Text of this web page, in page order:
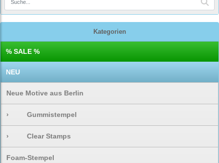
Kategorien
% SALE %
NEU
Neue Motive aus Berlin
› Gummistempel
› Clear Stamps
Foam-Stempel